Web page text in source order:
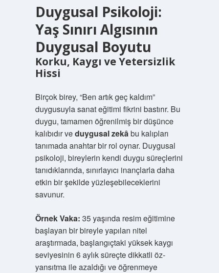
Duygusal Psikoloji:
Yaş Sınırı Algısının
Duygusal Boyutu
Korku, Kaygı ve Yetersizlik
Hissi
Birçok birey, “Ben artık geç kaldım”
duygusuyla sanat eğitimi fikrini bastırır. Bu
duygu, tamamen öğrenilmiş bir düşünce
kalıbıdır veduygusal zekâbu kalıpları
tanımada anahtar bir rol oynar. Duygusal
psikoloji, bireylerin kendi duygu süreçlerini
tanıdıklarında, sınırlayıcı inançlarla daha
etkin bir şekilde yüzleşebileceklerini
savunur.
Örnek Vaka: 35 yaşında resim eğitimine
başlayan bir bireyle yapılan nitel
araştırmada, başlangıçtaki yüksek kaygı
seviyesinin 6 aylık süreçte dikkatli öz-
yansıtma ile azaldığı ve öğrenmeye